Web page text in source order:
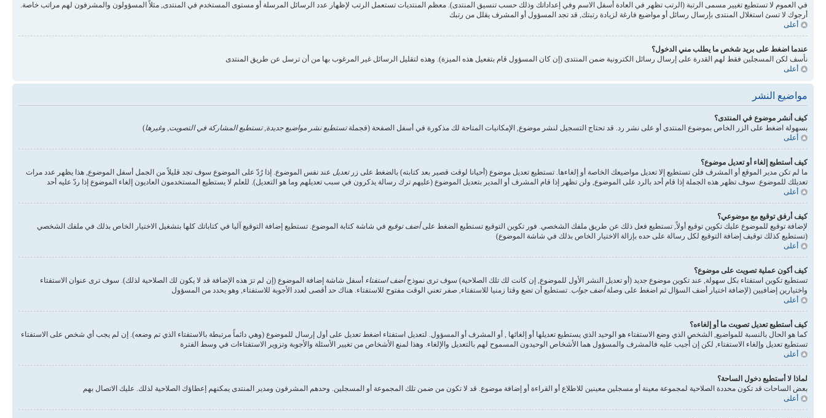
في العموم لا تستطيع تغيير مسمى الرتبة (الرتب تظهر في العادة أسفل الاسم وفي إعداداتك وذلك حسب تنسيق المنتدى). معظم المنتديات تستعمل الرتب لإظهار عدد الرسائل المرسلة أو مستوى المستخدم في المنتدى, مثلاً المسؤولون والمشرفون لهم مراتب خاصة.
أرجوك لا تسئ استغلال المنتدى بإرسال رسائل أو مواضيع فارغة لزيادة رتبتك, قد تجد المسؤول أو المشرف يقلل من رتبك
أعلى
عندما اضغط على بريد شخص ما يطلب مني الدخول؟
نأسف لكن المسجلين فقط لهم القدرة على إرسال رسائل الكترونية ضمن المنتدى (إن كان المسؤول قام بتفعيل هذه الميزة). وهذه لتقليل الرسائل غير المرغوب بها من أن ترسل عن طريق المنتدى
أعلى
مواضيع النشر
كيف أنشر موضوع في المنتدى؟
بسهولة اضغط على الزر الخاص بموضوع المنتدى أو على نشر رد. قد تحتاج التسجيل لنشر موضوع, الإمكانيات المتاحة لك مذكورة في أسفل الصفحة (فجملةتستطيع نشر مواضيع جديدة, تستطيع المشاركة في التصويت, وغيرها)
أعلى
كيف أستطيع إلغاء أو تعديل موضوع؟
ما لم تكن مدير الموقع أو المشرف فلن تستطيع إلا تعديل مواضيعك الخاصة أو إلغاءها. تستطيع تعديل موضوع (أحيانا لوقت قصير بعد كتابته) بالضغط على زرتعديل عند نفس الموضوع. إذا رُدّ على الموضوع سوف تجد قليلاً من الجمل أسفل الموضوع, هذا يظهر عدد مرات
تعديلك للموضوع. سوف تظهر هذه الجملة إذا قام أحد بالرد على الموضوع, ولن تظهر إذا قام المشرف أو المدير بتعديل الموضوع (عليهم ترك رسالة يذكرون في سبب تعديلهم وما هو التعديل). للعلم لا يستطيع المستخدمون العاديون إلغاء الموضوع إذا ردّ عليه أحد
أعلى
كيف أرفق توقيع مع موضوعي؟
لإضافة توقيع للموضوع عليك تكوين توقيع أولاً, تستطيع فعل ذلك عن طريق ملفك الشخصي. فور تكوين التوقيع تستطيع الضغط علىأضف توقيع في شاشة كتابة الموضوع. تستطيع إضافة التوقيع آليا في كتاباتك كلها بتشغيل الاختيار الخاص بذلك في ملفك الشخصي
(تستطيع كذلك توقيف إضافة التوقيع لكل رسالة على حده بإزالة الاختيار الخاص بذلك في شاشة الموضوع)
أعلى
كيف أكون عملية تصويت على موضوع؟
تستطيع تكوين استفتاء بكل سهولة, عند تكوين موضوع جديد (أو تعديل النشر الأول للموضوع, إن كانت لك تلك الصلاحية) سوف ترى نموذجأضف استفتاء أسفل شاشة إضافة الموضوع (إن لم ترَ هذه الإضافة قد لا يكون لك الصلاحية لذلك). سوف ترى عنوان الاستفتاء
واختيارين إضافيين (لإضافة اختيار أضف السؤال ثم اضغط على وصلةأضف جواب. تستطيع أن تضع وقتا زمنيا للاستفتاء, صفر تعني الوقت مفتوح للاستفتاء. هناك حد أقصى لعدد الأجوبة للاستفتاء, وهو يحدد من المسؤول
أعلى
كيف أستطيع تعديل تصويت ما أو إلغاءه؟
كما هو الحال بالنسبة للمواضيع, الشخص الذي وضع الاستفتاء هو الوحيد الذي يستطيع تعديلها أو إلغائها , أو المشرف أو المسؤول. لتعديل استفتاء اضغط تعديل على أول إرسال للموضوع (وهي دائماً مرتبطة بالاستفتاء الذي تم وضعه). إن لم يجب أي شخص على الاستفتاء
تستطيع تعديل وإلغاء الاستفتاء, لكن إن أُجيب عليه فالمشرف والمسؤول هما الأشخاص الوحيدون المسموح لهم بالتعديل والإلغاء. وهذا لمنع الأشخاص من تغيير الأسئلة والأجوبة وتزوير الاستفتاءات في وسط الفترة
أعلى
لماذا لا أستطيع دخول الساحة؟
بعض الساحات قد تكون محددة الصلاحية لمجموعة معينة أو مسجلين معينين للاطلاع أو القراءة أو إضافة موضوع. قد لا تكون من ضمن تلك المجموعة أو المسجلين. وحدهم المشرفون ومدير المنتدى يمكنهم إعطاؤك الصلاحية لذلك. عليك الاتصال بهم
أعلى